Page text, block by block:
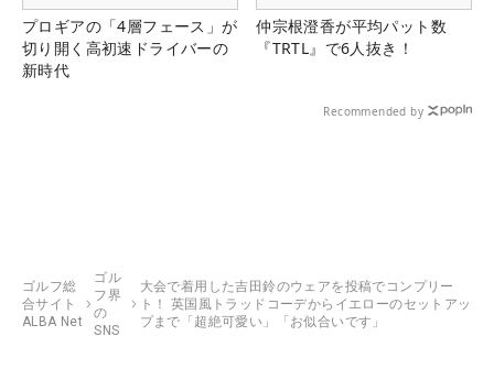
プロギアの「4層フェース」が
切り開く高初速ドライバーの
新時代
仲宗根澄香が平均パット数
『TRTL』で6人抜き！
Recommended by
ゴルフ総
合サイト
ALBA Net
ゴル
フ界
の
SNS
大会で着用した吉田鈴のウェアを投稿でコンプリー
ト！ 英国風トラッドコーデからイエローのセットアッ
プまで「超絶可愛い」「お似合いです」